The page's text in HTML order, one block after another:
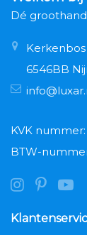
Dé
Kerkenbos
6546BB
KVK
BTW-